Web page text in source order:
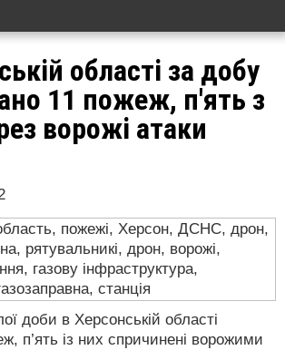
області за добу
11 пожеж, п'ять з
ворожі атаки
доби в Херсонській області
п’ять із них спричинені ворожими